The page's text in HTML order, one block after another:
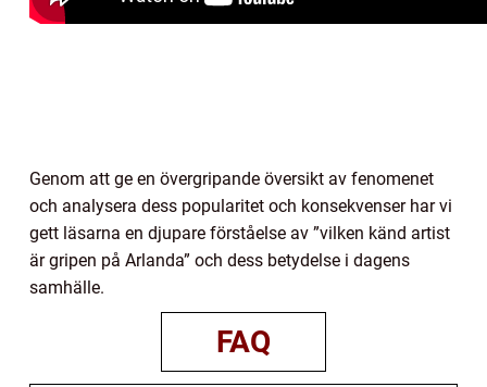
Genom att ge en övergripande översikt av fenomenet
och analysera dess popularitet och konsekvenser har vi
gett läsarna en djupare förståelse av ”vilken känd artist
är gripen på Arlanda” och dess betydelse i dagens
samhälle.
FAQ